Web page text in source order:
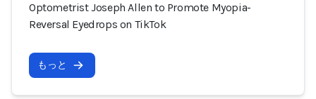
Optometrist Joseph Allen to Promote Myopia-
Reversal Eyedrops on TikTok
もっと